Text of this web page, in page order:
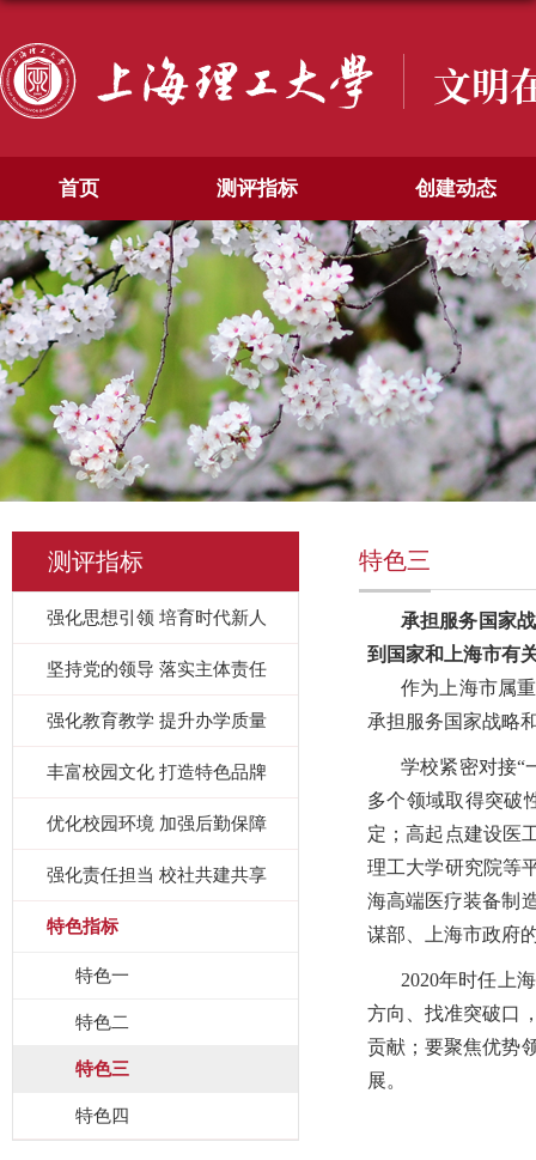
文明
首页 测评指标 创建动态
测评指标
强化思想引领 培育时代新人
坚持党的领导 落实主体责任
强化教育教学 提升办学质量
丰富校园文化 打造特色品牌
优化校园环境 加强后勤保障
强化责任担当 校社共建共享
特色指标
特色一
特色二
特色三
特色四
特色三
承担服务国家
到国家和上海市有
作为上海市属
承担服务国家战略
学校紧密对接“
多个领域取得突破
定；高起点建设医
理工大学研究院等
海高端医疗装备制
谋部、上海市政府
2020年时任上
方向、找准突破口
贡献；要聚焦优势
展。